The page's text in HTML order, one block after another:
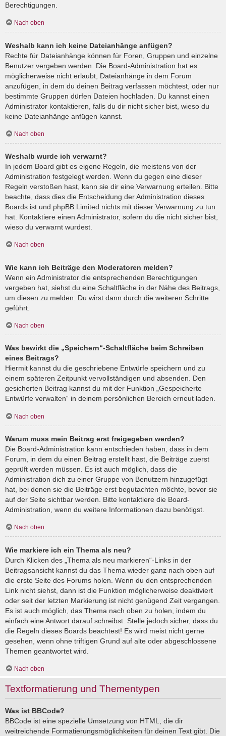
Berechtigungen.
Nach oben
Weshalb kann ich keine Dateianhänge anfügen?
Rechte für Dateianhänge können für Foren, Gruppen und einzelne
Benutzer vergeben werden. Die Board-Administration hat es
möglicherweise nicht erlaubt, Dateianhänge in dem Forum
anzufügen, in dem du deinen Beitrag verfassen möchtest, oder nur
bestimmte Gruppen dürfen Dateien hochladen. Du kannst einen
Administrator kontaktieren, falls du dir nicht sicher bist, wieso du
keine Dateianhänge anfügen kannst.
Nach oben
Weshalb wurde ich verwarnt?
In jedem Board gibt es eigene Regeln, die meistens von der
Administration festgelegt werden. Wenn du gegen eine dieser
Regeln verstoßen hast, kann sie dir eine Verwarnung erteilen. Bitte
beachte, dass dies die Entscheidung der Administration dieses
Boards ist und phpBB Limited nichts mit dieser Verwarnung zu tun
hat. Kontaktiere einen Administrator, sofern du die nicht sicher bist,
wieso du verwarnt wurdest.
Nach oben
Wie kann ich Beiträge den Moderatoren melden?
Wenn ein Administrator die entsprechenden Berechtigungen
vergeben hat, siehst du eine Schaltfläche in der Nähe des Beitrags,
um diesen zu melden. Du wirst dann durch die weiteren Schritte
geführt.
Nach oben
Was bewirkt die „Speichern“-Schaltfläche beim Schreiben
eines Beitrags?
Hiermit kannst du die geschriebene Entwürfe speichern und zu
einem späteren Zeitpunkt vervollständigen und absenden. Den
gesicherten Beitrag kannst du mit der Funktion „Gespeicherte
Entwürfe verwalten“ in deinem persönlichen Bereich erneut laden.
Nach oben
Warum muss mein Beitrag erst freigegeben werden?
Die Board-Administration kann entschieden haben, dass in dem
Forum, in dem du einen Beitrag erstellt hast, die Beiträge zuerst
geprüft werden müssen. Es ist auch möglich, dass die
Administration dich zu einer Gruppe von Benutzern hinzugefügt
hat, bei denen sie die Beiträge erst begutachten möchte, bevor sie
auf der Seite sichtbar werden. Bitte kontaktiere die Board-
Administration, wenn du weitere Informationen dazu benötigst.
Nach oben
Wie markiere ich ein Thema als neu?
Durch Klicken des „Thema als neu markieren“-Links in der
Beitragsansicht kannst du das Thema wieder ganz nach oben auf
die erste Seite des Forums holen. Wenn du den entsprechenden
Link nicht siehst, dann ist die Funktion möglicherweise deaktiviert
oder seit der letzten Markierung ist nicht genügend Zeit vergangen.
Es ist auch möglich, das Thema nach oben zu holen, indem du
einfach eine Antwort darauf schreibst. Stelle jedoch sicher, dass du
die Regeln dieses Boards beachtest! Es wird meist nicht gerne
gesehen, wenn ohne triftigen Grund auf alte oder abgeschlossene
Themen geantwortet wird.
Nach oben
Textformatierung und Thementypen
Was ist BBCode?
BBCode ist eine spezielle Umsetzung von HTML, die dir
weitreichende Formatierungsmöglichkeiten für deinen Text gibt. Die